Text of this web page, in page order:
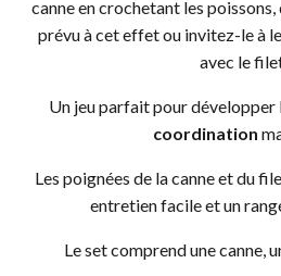
canne en crochetant les
prévu à cet effet ou invitez-le à
avec le
Un jeu parfait pour développer
coordination
Les poignées de la canne et du
entretien facile et un
Le set comprend une canne,